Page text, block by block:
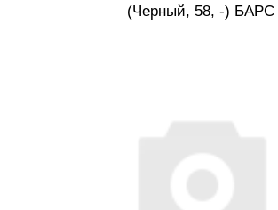
(Черный, 58, -) БАРС